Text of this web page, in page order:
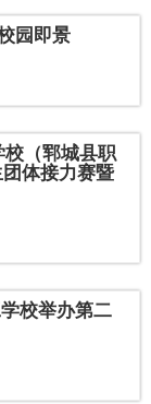
园即景
校（郓城县职
体接力赛暨
校举办第二